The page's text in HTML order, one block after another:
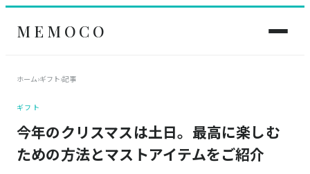
MEMOCO
ホーム›ギフト›記事
ギフト
今年のクリスマスは土日。最高に楽しむ
ための方法とマストアイテムをご紹介